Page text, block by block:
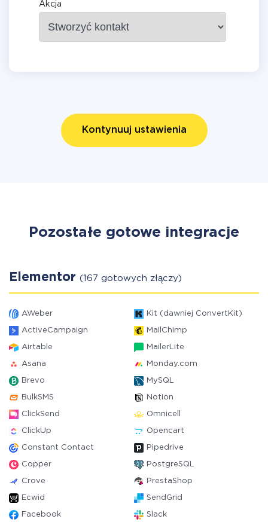
Akcja
Kontynuuj ustawienia
Pozostałe gotowe integracje
Elementor (167 gotowych złączy)
AWeber Kit (dawniej ConvertKit)
ActiveCampaign MailChimp
Airtable MailerLite
Asana Monday.com
Brevo MySQL
BulkSMS Notion
ClickSend Omnicell
ClickUp Opencart
Constant Contact Pipedrive
Copper PostgreSQL
Crove PrestaShop
Ecwid SendGrid
Facebook Slack